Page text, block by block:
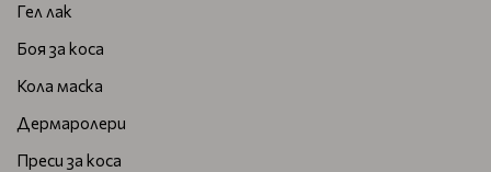
Гел лак
Боя за коса
Кола маска
Дермаролери
Преси за коса